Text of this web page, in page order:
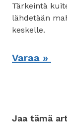
Tärkeintä
lähdetään
keskelle.
Varaa »
Jaa tämä